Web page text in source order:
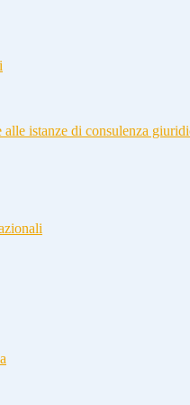
istanze di consulenza